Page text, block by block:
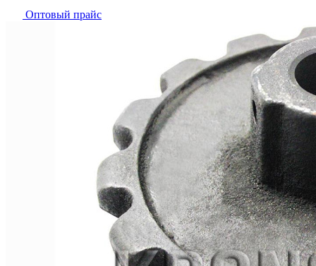
Оптовый прайс